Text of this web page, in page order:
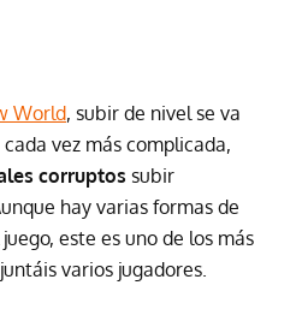
World, subir de nivel se va
vez más complicada,
corruptos subir
hay varias formas de
este es uno de los más
varios jugadores.